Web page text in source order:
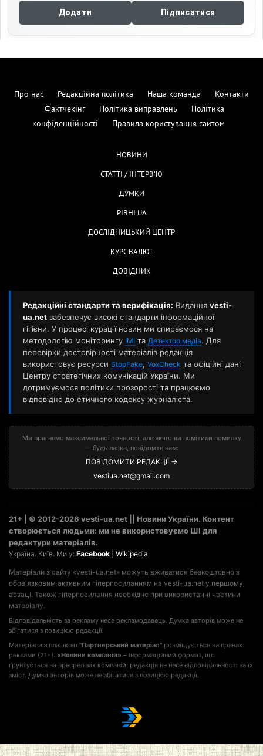
Додати Підписатися
Про нас Редакційна політика Наша команда
Контакти
Фактчекінг
Політика виправлень
Політика
конфіденційності
Правила користування сайтом
НОВИНИ
СТАТТІ / ІНТЕРВ'Ю
ДУМКИ
РІВНІ.UA
ДОСЛІДНИЦЬКИЙ ЦЕНТР
КУРС ВАЛЮТ
ДОВІДНИК
Редакційні стандарти та верифікація: Видання vesti-
ua.net забезпечує високі стандарти інформаційної
гігієни. У процесі курації новин ми спираємося на
методологію моніторингу ІМІ та Детектор медіа. Для
перевірки достовірності матеріалів редакція
використовує ресурси StopFake, VoxCheck та офіційні дані
Центру стратегічних комунікацій України. Ми
дотримуємося політики прозорості та працюємо
відповідно до етичного кодексу журналіста.
Ми прагнемо максимальної точності, але якщо ви помітили помилку
— будь ласка, повідомте нам:
ПОВІДОМИТИ РЕДАКЦІЇ →
vestiua.net@gmail.com
21+ | © 2012-2026 vesti-ua.net || Новини України. Контент
створюється людьми: ми не використовуємо ШІ для
редактури матеріалів.
Україна. Київ. Ми у: Facebook Wikipedia
Матеріали з сайту «vesti-ua.net» можуть вживатися безкоштовно з
обов'язковим активним гіперпосиланням на vesti-ua.net у першому
абзаці. Також гіперпосилання необхідне при використанні частини
матеріалу.
Відповідальність за рекламу несе рекламодавець. Думка авторів може не
збігатися з позицією редакції.
Матеріали з плашкою "Партнерський матеріал" розміщуються на правах
реклами (21+). «Новини компаній» – інформаційний формат, що
ґрунтується на пресрелізах компаній; редакція не несе відповідальності за їх
зміст. Думка авторів може не збігатися з позицією редакції.